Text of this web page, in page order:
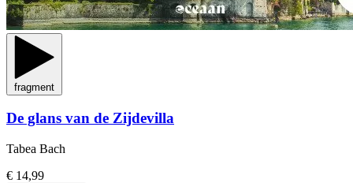
fragment
De glans van de Zijdevilla
Tabea Bach
€ 14,99